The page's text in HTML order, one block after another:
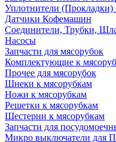
Уплотнители
Датчики Кофемашин
Соединители, Трубки,
Насосы
Запчасти для мясорубок
Комплектующие к
Прочее для мясорубок
Шнеки к мясорубкам
Ножи к мясорубкам
Решетки к мясорубкам
Шестерни к мясорубкам
Запчасти для
Микро выключатели для